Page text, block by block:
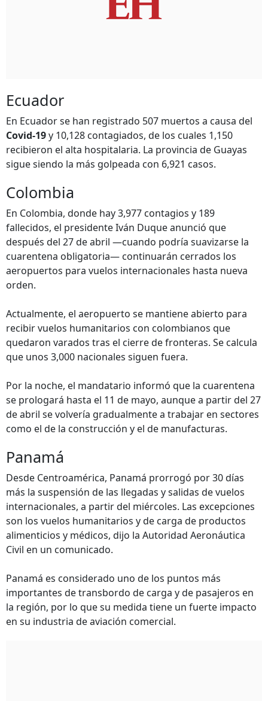
Ecuador
En Ecuador se han registrado 507 muertos a causa del
Covid-19y 10,128 contagiados, de los cuales 1,150
recibieron el alta hospitalaria. La provincia de Guayas
sigue siendo la más golpeada con 6,921 casos.
Colombia
En Colombia, donde hay 3,977 contagios y 189
fallecidos, el presidente Iván Duque anunció que
después del 27 de abril —cuando podría suavizarse la
cuarentena obligatoria— continuarán cerrados los
aeropuertos para vuelos internacionales hasta nueva
orden.
Actualmente, el aeropuerto se mantiene abierto para
recibir vuelos humanitarios con colombianos que
quedaron varados tras el cierre de fronteras. Se calcula
que unos 3,000 nacionales siguen fuera.
Por la noche, el mandatario informó que la cuarentena
se prologará hasta el 11 de mayo, aunque a partir del 27
de abril se volvería gradualmente a trabajar en sectores
como el de la construcción y el de manufacturas.
Panamá
Desde Centroamérica, Panamá prorrogó por 30 días
más la suspensión de las llegadas y salidas de vuelos
internacionales, a partir del miércoles. Las excepciones
son los vuelos humanitarios y de carga de productos
alimenticios y médicos, dijo la Autoridad Aeronáutica
Civil en un comunicado.
Panamá es considerado uno de los puntos más
importantes de transbordo de carga y de pasajeros en
la región, por lo que su medida tiene un fuerte impacto
en su industria de aviación comercial.